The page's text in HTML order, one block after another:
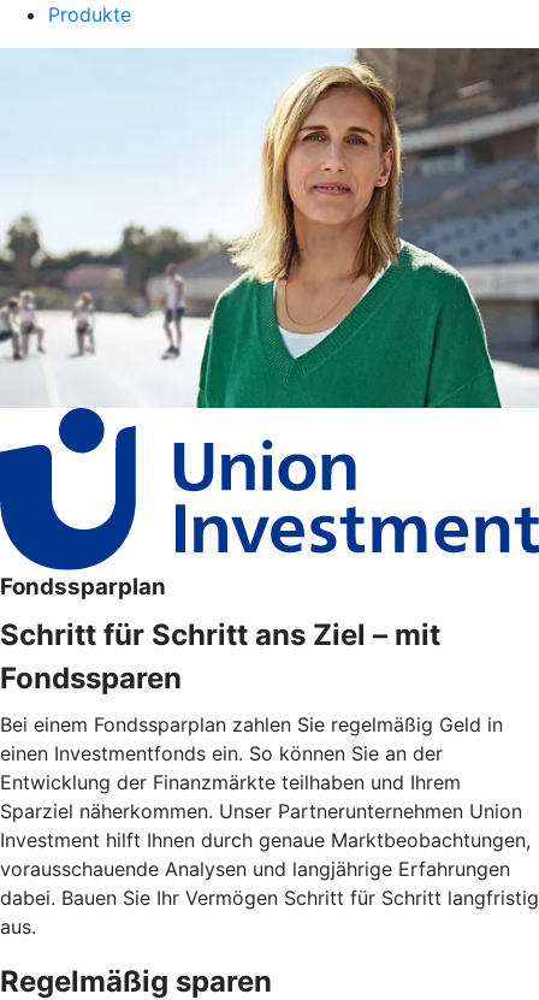
Produkte
Fondssparplan
Schritt für Schritt ans Ziel – mit
Fondssparen
Bei einem Fondssparplan zahlen Sie regelmäßig Geld in
einen Investmentfonds ein. So können Sie an der
Entwicklung der Finanzmärkte teilhaben und Ihrem
Sparziel näherkommen. Unser Partnerunternehmen Union
Investment hilft Ihnen durch genaue Marktbeobachtungen,
vorausschauende Analysen und langjährige Erfahrungen
dabei. Bauen Sie Ihr Vermögen Schritt für Schritt langfristig
aus.
Regelmäßig sparen